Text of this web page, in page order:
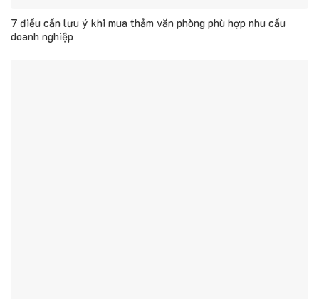
7 điều cần lưu ý khi mua thảm văn phòng phù hợp nhu cầu
doanh nghiệp